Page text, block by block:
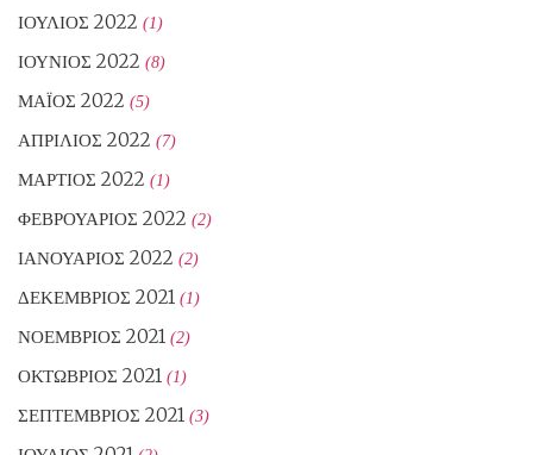
ΙΟΎΛΙΟΣ 2022 (1)
ΙΟΎΝΙΟΣ 2022 (8)
ΜΆΙΟΣ 2022 (5)
ΑΠΡΊΛΙΟΣ 2022 (7)
ΜΆΡΤΙΟΣ 2022 (1)
ΦΕΒΡΟΥΆΡΙΟΣ 2022 (2)
ΙΑΝΟΥΆΡΙΟΣ 2022 (2)
ΔΕΚΈΜΒΡΙΟΣ 2021 (1)
ΝΟΈΜΒΡΙΟΣ 2021 (2)
ΟΚΤΏΒΡΙΟΣ 2021 (1)
ΣΕΠΤΈΜΒΡΙΟΣ 2021 (3)